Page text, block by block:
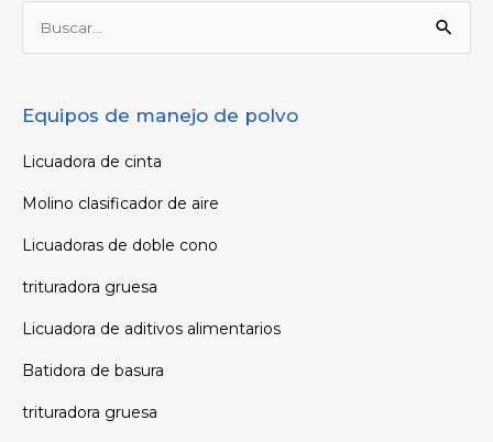
Buscar
por:
Equipos de manejo de polvo
Licuadora de cinta
Molino clasificador de aire
Licuadoras de doble cono
trituradora gruesa
Licuadora de aditivos alimentarios
Batidora de basura
trituradora gruesa